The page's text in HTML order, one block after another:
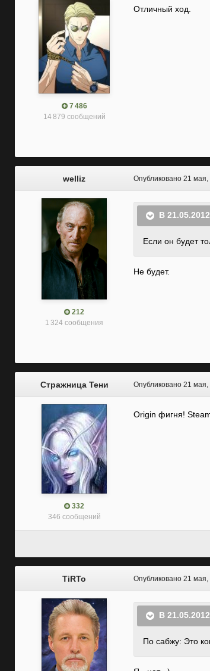
7 486
14 879 сообщений
Отличный ход.
welliz
212
1 324 сообщения
Опубликовано 21 мая,
В
Если он будет
Не будет.
Стражница Тени
332
346 сообщений
Опубликовано 21 мая,
Origin фигня!
TiRTo Опубликовано 21 мая,
В
По сабжу: Это